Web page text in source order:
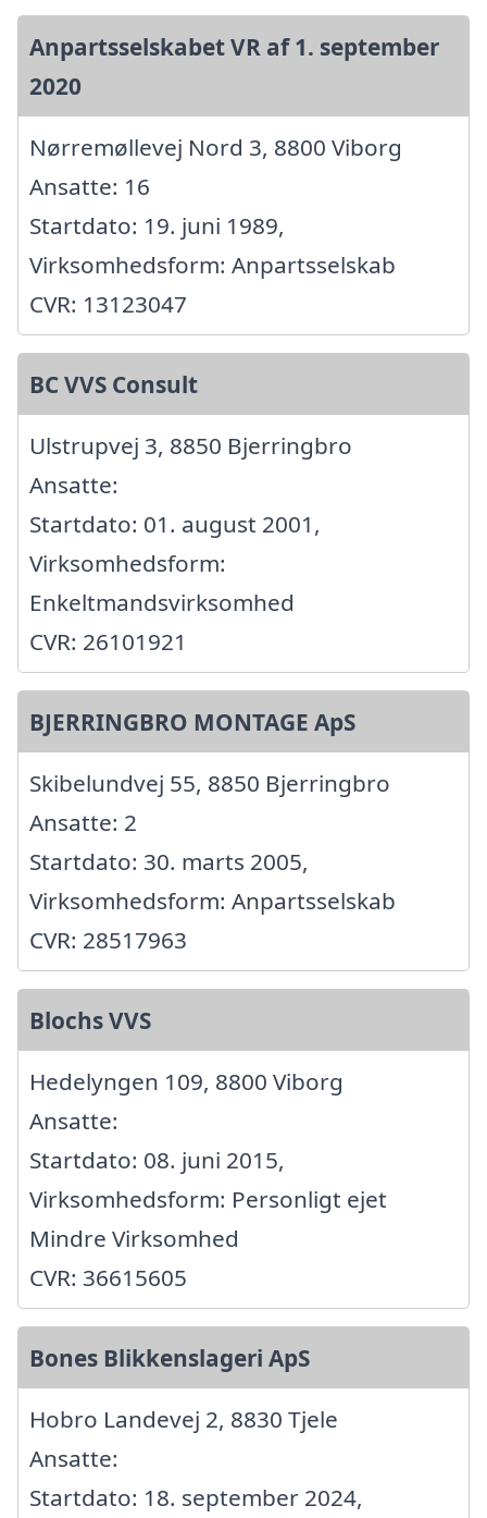
Anpartsselskabet VR af 1. september
2020
Nørremøllevej Nord 3, 8800 Viborg
Ansatte: 16
Startdato: 19. juni 1989,
Virksomhedsform: Anpartsselskab
CVR: 13123047
BC VVS Consult
Ulstrupvej 3, 8850 Bjerringbro
Ansatte:
Startdato: 01. august 2001,
Virksomhedsform:
Enkeltmandsvirksomhed
CVR: 26101921
BJERRINGBRO MONTAGE ApS
Skibelundvej 55, 8850 Bjerringbro
Ansatte: 2
Startdato: 30. marts 2005,
Virksomhedsform: Anpartsselskab
CVR: 28517963
Blochs VVS
Hedelyngen 109, 8800 Viborg
Ansatte:
Startdato: 08. juni 2015,
Virksomhedsform: Personligt ejet
Mindre Virksomhed
CVR: 36615605
Bones Blikkenslageri ApS
Hobro Landevej 2, 8830 Tjele
Ansatte:
Startdato: 18. september 2024,